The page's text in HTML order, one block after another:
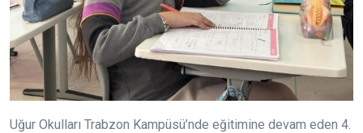
Uğur Okulları Trabzon Kampüsü’nde eğitimine devam eden 4.